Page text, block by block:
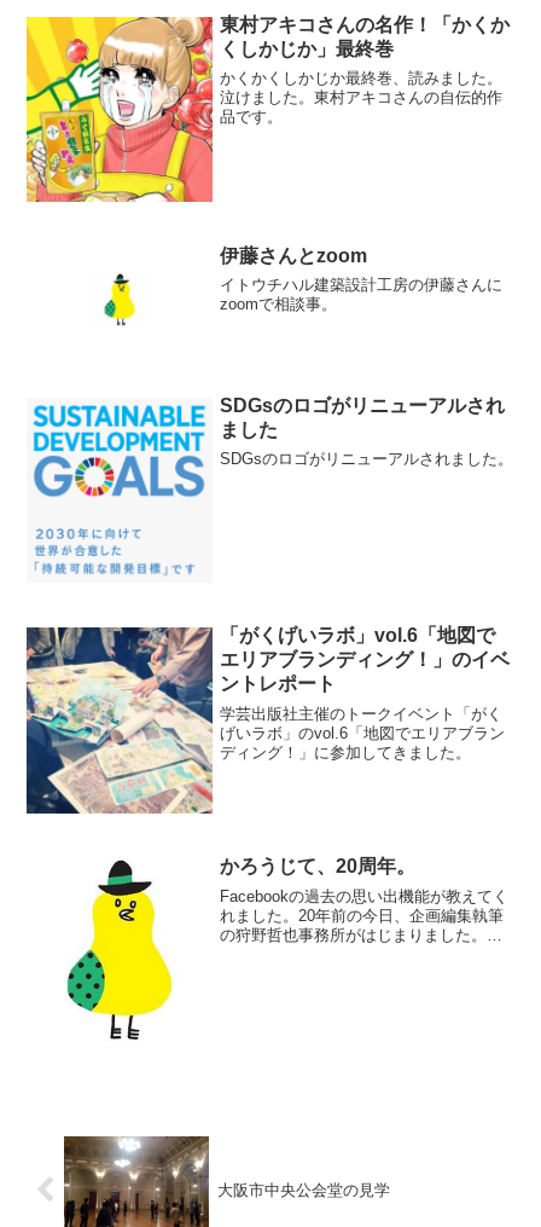
東村アキコさんの名作！「かくか
くしかじか」最終巻
かくかくしかじか最終巻、読みました。
泣けました。東村アキコさんの自伝的作
品です。
伊藤さんとzoom
イトウチハル建築設計工房の伊藤さんに
zoomで相談事。
SDGsのロゴがリニューアルされ
ました
SDGsのロゴがリニューアルされました。
「がくげいラボ」vol.6「地図で
エリアブランディング！」のイベ
ントレポート
学芸出版社主催のトークイベント「がく
げいラボ」のvol.6「地図でエリアブラン
ディング！」に参加してきました。
かろうじて、20周年。
Facebookの過去の思い出機能が教えてく
れました。20年前の今日、企画編集執筆
の狩野哲也事務所がはじまりました。意
大阪市中央公会堂の見学